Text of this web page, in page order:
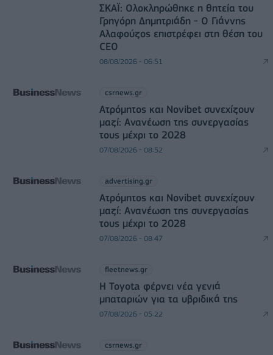
ΣΚΑΪ: Ολοκληρώθηκε η θητεία του
Γρηγόρη Δημητριάδη - Ο Γιάννης
Αλαφούζος επιστρέφει στη θέση του
CEO
08/08/2026 - 06:51
csrnews.gr
Ατρόμητος και Novibet συνεχίζουν
μαζί: Ανανέωση της συνεργασίας
τους μέχρι το 2028
07/08/2026 - 08:52
advertising.gr
Ατρόμητος και Novibet συνεχίζουν
μαζί: Ανανέωση της συνεργασίας
τους μέχρι το 2028
07/08/2026 - 08:47
fleetnews.gr
Η Toyota φέρνει νέα γενιά
μπαταριών για τα υβριδικά της
07/08/2026 - 05:22
csrnews.gr